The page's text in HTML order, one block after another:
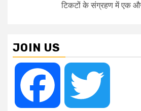
टिकटों के संग्रहण में एक और
JOIN US
Facebook